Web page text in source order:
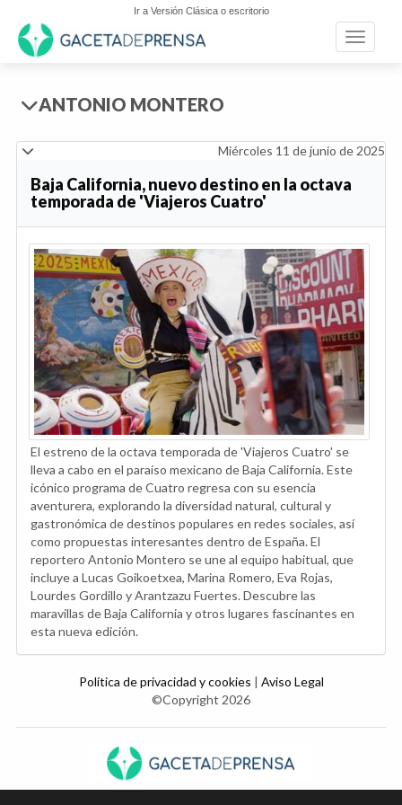
Ir a Versión Clásica o escritorio
Toggle
ANTONIO MONTERO
Miércoles 11 de junio de 2025
Baja California, nuevo destino en la octava
temporada de 'Viajeros Cuatro'
El estreno de la octava temporada de 'Viajeros Cuatro' se
lleva a cabo en el paraíso mexicano de Baja California. Este
icónico programa de Cuatro regresa con su esencia
aventurera, explorando la diversidad natural, cultural y
gastronómica de destinos populares en redes sociales, así
como propuestas interesantes dentro de España. El
reportero Antonio Montero se une al equipo habitual, que
incluye a Lucas Goikoetxea, Marina Romero, Eva Rojas,
Lourdes Gordillo y Arantzazu Fuertes. Descubre las
maravillas de Baja California y otros lugares fascinantes en
esta nueva edición.
Política de privacidad y cookies | Aviso Legal
©Copyright 2026